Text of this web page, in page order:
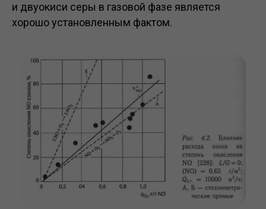
и двуокиси серы в газовой фазе является
хорошо установленным фактом.